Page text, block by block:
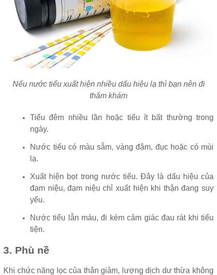
Nếu nước tiểu xuất hiện nhiều dấu hiệu lạ thì bạn nên đi
thăm khám
Tiểu đêm nhiều lần hoặc tiểu ít bất thường trong
ngày.
Nước tiểu có màu sẫm, vàng đậm, đục hoặc có mùi
lạ.
Xuất hiện bọt trong nước tiểu. Đây là dấu hiệu của
đạm niệu, đạm niệu chỉ xuất hiện khi thận đang suy
yếu.
Nước tiểu lẫn máu, đi kèm cảm giác đau rát khi tiểu
tiện.
3. Phù nề
Khi chức năng lọc của thận giảm, lượng dịch dư thừa không